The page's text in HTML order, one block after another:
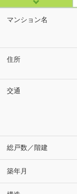
マンション名
住所
交通
総戸数／階建
築年月